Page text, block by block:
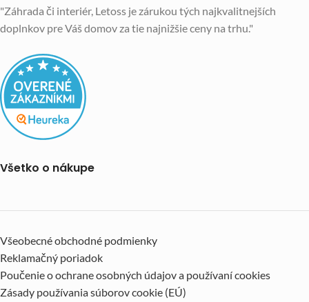
"Záhrada či interiér, Letoss je zárukou tých najkvalitnejších
doplnkov pre Váš domov za tie najnižšie ceny na trhu."
Všetko o nákupe
Všeobecné obchodné podmienky
Reklamačný poriadok
Poučenie o ochrane osobných údajov a používaní cookies
Zásady používania súborov cookie (EÚ)